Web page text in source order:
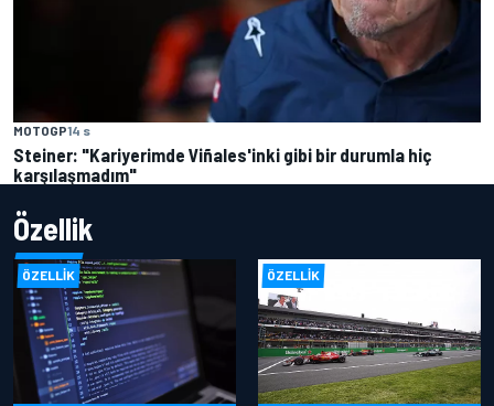
MOTOGP14 s
Steiner: "Kariyerimde Viñales'inki gibi bir durumla hiç
karşılaşmadım"
Özellik
ÖZELLIK ÖZELLIK